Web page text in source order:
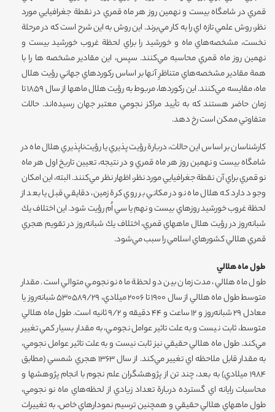
قمري در شامگاه بيست و نهمين روز هر ماه قمري در نقطة جغرافيايي مورد
نظر، روش علمي تازه اي را به كار مي‌برند. اين روش به اين شرح است كه در مرحلة
نخست‌، مشخصه‌هاي ماه و خورشيد را براي لحظة غروب خورشيد بيست و
نهمين روز ماه قمري محاسبه مي‌كنند. سپس‌، اين مقادير مشخصه ها را با
همة مقادير مشخصه‌هاي متناظرِ آنها بر اساس ركوردهاي جهاني رؤيت هلال
ماه، مقايسه مي‌كنند. اين ركوردها، مربوط به رؤيت هلال ماهها از سال 1859 تا
زمان حاضر هستند كه به تأييد مراكز نجومي معتبر جهان رسيده‌اند. حالات
متفاوتي ممكن است رخ دهد.
كارشناسان بر اساس اين حالات‌، دربارة رؤيت پذيري يا رؤيت‌ناپذيري هلال ماه در
شامگاه بيست و نهمين روز هر ماه قمري و در نتيجه، تعيين تاريخ اول هر ماه
نو قمري براي آن نقطة جغرافيايي مورد نظر، اظهار نظر مي‌كنند. البته، اين امكان
وجود دارد كه هلال ماه نو در مكاني بر روي كرة زمين، دقايقي قبل يا بعد از
لحظة غروب خورشيد روزهاي بيست و نهم يا سي اُم رؤيت شود. اين اختلاف يك
شبانه‌روز در رؤيت هلال ماههاي قمري، اختلاف يك شبانه‌روز در تقويم هجري
قمري هلالي كشورهاي اسلامي را سبب مي‌شود.
طول ماه هلالي
طول ماه هلالي، مدت زمان بين دو لحظة ماه نو نجومي متوالي است. مقدار
متوسط طول ماه هلالي از سال 1900 تا 2006 ميلادي، 530589/29 شبانه‌روز يا
معادل 29 شبانه‌روز و 12 ساعت و 44 دقيقه و 9/2 ثانيه است. طول ماه هلالي
متوسط، ثابت نيست و به علت تاثير عوامل نجومي، به مقدار بسيار كمي تغيير
مي‌كند. طول ماه هلالي حقيقي نيز ثابت نيست و به علت تاثير عوامل نجومي‌،
به مقدار قابل ملاحظه اي تغيير مي‌كند. از سال 1363 هجري شمسي (مطابق
1984 ميلادي) به بعد، چند تن از پژوهشگران علم نجوم با انجام پژوهشها و
محاسبات رايانه اي گسترده دربارة تعداد زيادي از لحظه‌هاي ماه نو نجومي،
طول ماههاي هلالي حقيقي و همچنين ‌ترسيم نمودارهاي خاص، به تغييرات